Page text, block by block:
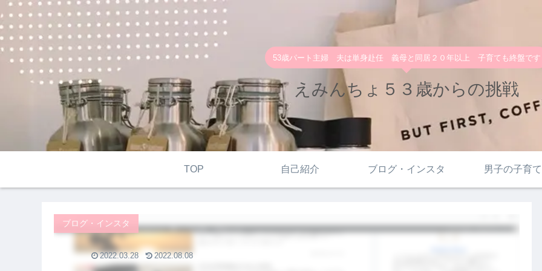
53歳パート主婦 夫は単身赴任 義母と同居２０年以上 子育ても終盤です
えみんちょ５３歳からの挑戦
TOP 自己紹介 ブログ・インスタ 男子の子育て
ブログ・インスタ
2022.03.28 2022.08.08